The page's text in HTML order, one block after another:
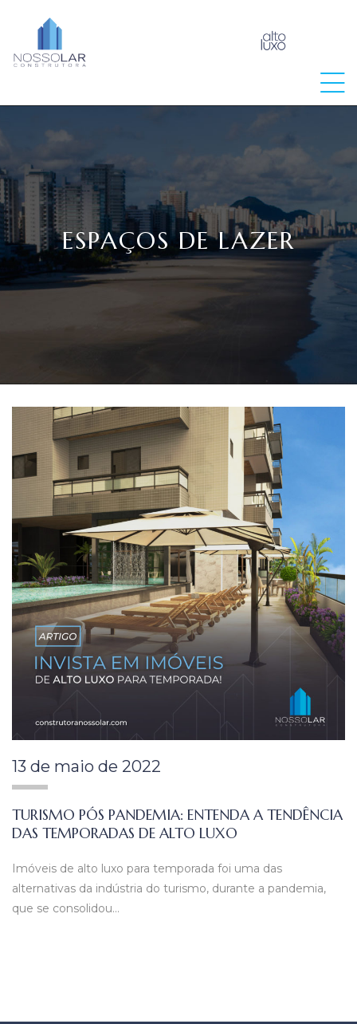
ESPAÇOS DE LAZER
13 de maio de 2022
TURISMO PÓS PANDEMIA: ENTENDA A TENDÊNCIA
DAS TEMPORADAS DE ALTO LUXO
Imóveis de alto luxo para temporada foi uma das
alternativas da indústria do turismo, durante a pandemia,
que se consolidou…